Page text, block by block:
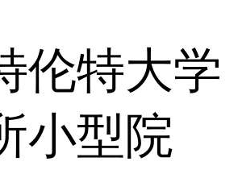
伦特大学
小型院